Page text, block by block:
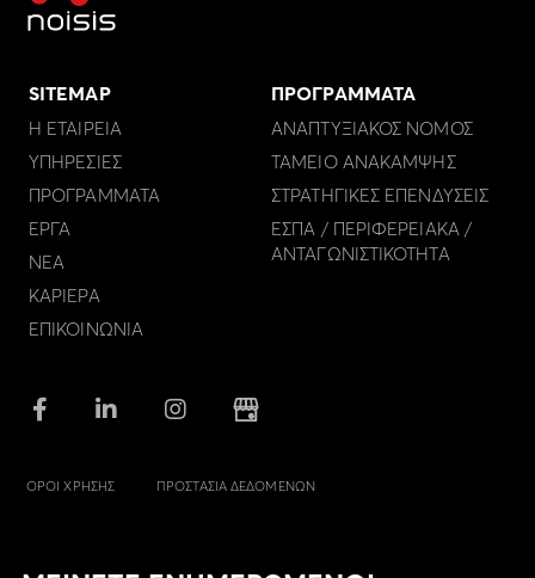
SITEMAP
Η ΕΤΑΙΡΕΙΑ
ΥΠΗΡΕΣΙΕΣ
ΠΡΟΓΡΑΜΜΑΤΑ
ΕΡΓΑ
ΝΕΑ
ΚΑΡΙΕΡΑ
ΕΠΙΚΟΙΝΩΝΙΑ
ΠΡΟΓΡΑΜΜΑΤΑ
ΑΝΑΠΤΥΞΙΑΚΟΣ ΝΟΜΟΣ
ΤΑΜΕΙΟ ΑΝΑΚΑΜΨΗΣ
ΣΤΡΑΤΗΓΙΚΕΣ ΕΠΕΝΔΥΣΕΙΣ
ΕΣΠΑ / ΠΕΡΙΦΕΡΕΙΑΚΑ /
ΑΝΤΑΓΩΝΙΣΤΙΚΟΤΗΤΑ
ΟΡΟΙ ΧΡΗΣΗΣ ΠΡΟΣΤΑΣΙΑ ΔΕΔΟΜΕΝΩΝ